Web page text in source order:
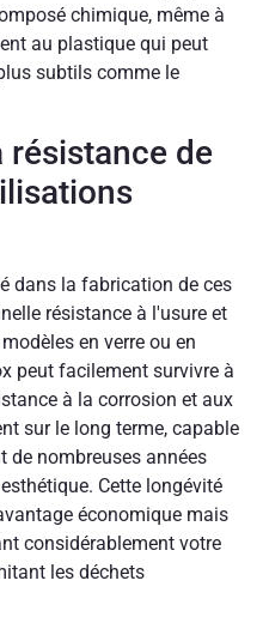
chimique, même à
au plastique qui peut
subtils comme le
résistance de
dans la fabrication de ces
résistance à l'usure et
en verre ou en
peut facilement survivre à
à la corrosion et aux
sur le long terme, capable
de nombreuses années
Cette longévité
économique mais
considérablement votre
les déchets